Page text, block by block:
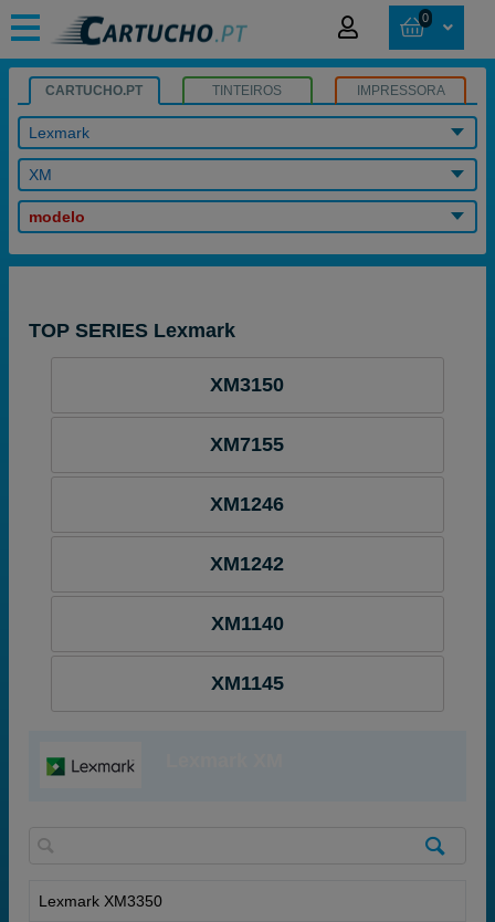
0
CARTUCHO.PT TINTEIROS IMPRESSORA
Lexmark
XM
modelo
TOP SERIES Lexmark
XM3150
XM7155
XM1246
XM1242
XM1140
XM1145
Lexmark XM3350